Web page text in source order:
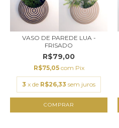
VASO DE PAREDE LUA -
FRISADO
R$79,00
R$75,05 com Pix
3 x de R$26,33 sem juros
COMPRAR